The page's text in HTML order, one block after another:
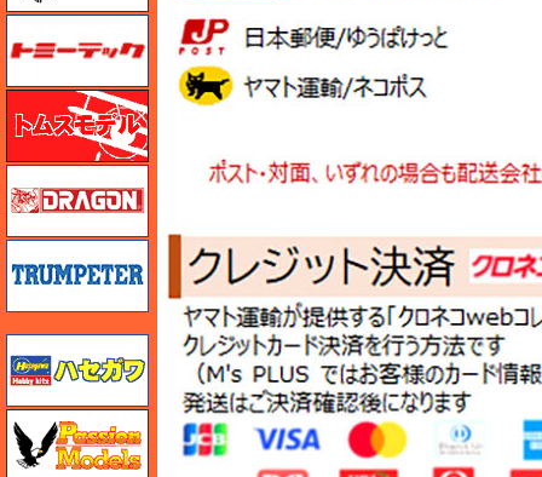
トミーテック
トムスモデル
トランペッター
ハセガワ
ハセガワ